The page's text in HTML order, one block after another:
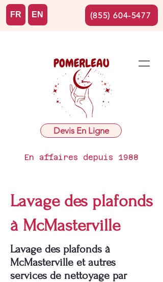
Devis En Ligne
En affaires depuis 1988
FR EN (855) 604-5477
Lavage des plafonds
à McMasterville
Lavage des plafonds à
McMasterville et autres
services de nettoyage par